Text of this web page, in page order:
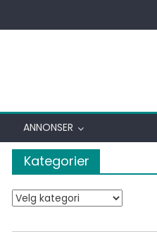
ANNONSER
Kategorier
Kategorier